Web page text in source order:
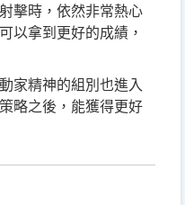
擊時，依然非常熱心
以拿到更好的成績，
家精神的組別也進入
略之後，能獲得更好